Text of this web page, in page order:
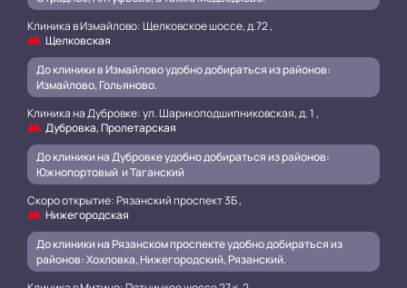
Клиника в Измайлово: Щелковское шоссе, д.72 ,
Щелковская
До клиники в Измайлово удобно добираться из районов:
Измайлово, Гольяново.
Клиника на Дубровке: ул. Шарикоподшипниковская, д. 1 ,
Дубровка, Пролетарская
До клиники на Дубровке удобно добираться из районов:
Южнопортовый и Таганский.
Скоро открытие: Рязанский проспект 3Б ,
Нижегородская
До клиники на Рязанском проспекте удобно добираться из
районов: Хохловка, Нижегородский, Рязанский..